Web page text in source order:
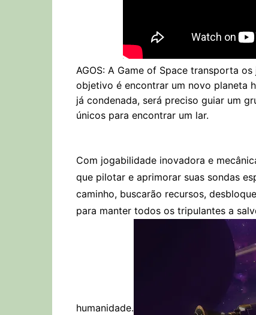
AGOS: A Game of Space transporta
objetivo é encontrar um novo planeta
já condenada, será preciso guiar um
únicos para encontrar um lar.
Com jogabilidade inovadora e
que pilotar e aprimorar suas sondas
caminho, buscarão recursos,
para manter todos os tripulantes a
humanidade.